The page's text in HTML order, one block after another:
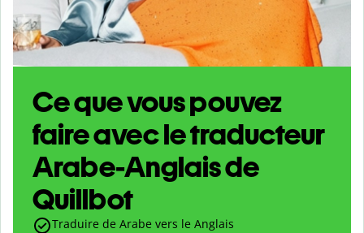
Ce que vous pouvez
faire avec le traducteur
Arabe-Anglais de
Quillbot
Traduire de Arabe vers le Anglais